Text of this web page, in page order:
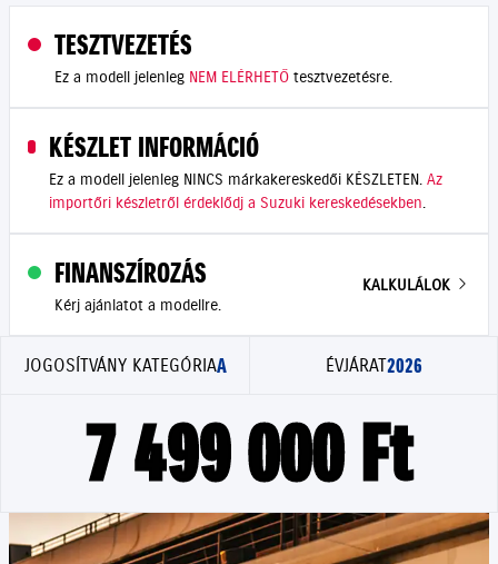
TESZTVEZETÉS
Ez a modell jelenleg NEM ELÉRHETŐ tesztvezetésre.
KÉSZLET INFORMÁCIÓ
Ez a modell jelenleg NINCS márkakereskedői KÉSZLETEN. Az
importőri készletről érdeklődj a Suzuki kereskedésekben.
FINANSZÍROZÁS
Kérj ajánlatot a modellre.
KALKULÁLOK
JOGOSÍTVÁNY KATEGÓRIAA ÉVJÁRAT2026
7 499 000 Ft